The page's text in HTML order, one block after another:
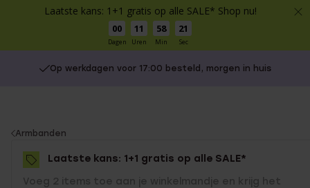
Laatste kans: 1+1 gratis op alle SALE* Shop nu!
00
Dagen
11
Uren
58
Min
21
Sec
Op werkdagen voor 17:00 besteld, morgen in huis
You
are
here:
Armbanden
Laatste kans: 1+1 gratis op alle SALE*
Voeg 2 items toe aan je winkelmandje en krijg het